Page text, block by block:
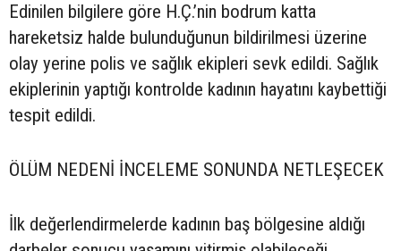
Edinilen bilgilere göre H.Ç.’nin bodrum katta
hareketsiz halde bulunduğunun bildirilmesi üzerine
olay yerine polis ve sağlık ekipleri sevk edildi. Sağlık
ekiplerinin yaptığı kontrolde kadının hayatını kaybettiği
tespit edildi.
ÖLÜM NEDENİ İNCELEME SONUNDA NETLEŞECEK
İlk değerlendirmelerde kadının baş bölgesine aldığı